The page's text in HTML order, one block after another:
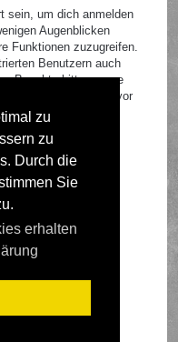
zu
zu
Durch die
Sie
erhalten
sein, um dich anmelden
Augenblicken
Funktionen zuzugreifen.
Benutzern auch
Beachte bitte unsere
Regelungen, bevor
die jeweiligen
bewegst.
phpBB.de